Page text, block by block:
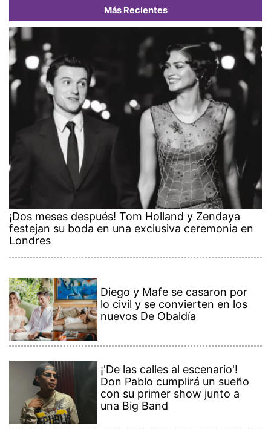
Más Recientes
¡Dos meses después! Tom Holland y Zendaya
festejan su boda en una exclusiva ceremonia en
Londres
Diego y Mafe se casaron por
lo civil y se convierten en los
nuevos De Obaldía
¡'De las calles al escenario'!
Don Pablo cumplirá un sueño
con su primer show junto a
una Big Band